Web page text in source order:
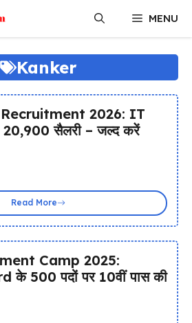
MENU
Kanker
2026: IT
20,900 सैलरी – जल्द करें
Read More
Camp 2025:
के 500 पदों पर 10वीं पास की